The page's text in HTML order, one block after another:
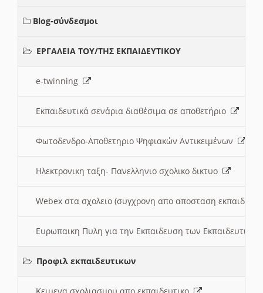
Blog-σύνδεσμοι
ΕΡΓΑΛΕΙΑ ΤΟΥ/ΤΗΣ ΕΚΠΑΙΔΕΥΤΙΚΟΥ
e-twinning
Εκπαιδευτικά σενάρια διαθέσιμα σε αποθετήριο
Φωτοδενδρο-Αποθετηριο Ψηφιακών Αντικειμένων
Ηλεκτρονικη ταξη- Πανελληνιο σχολικο δικτυο
Webex στα σχολειο (συγχρονη απο αποσταση
Ευρωπαικη Πυλη για την Εκπαιδευση των
Προφιλ εκπαιδευτικων